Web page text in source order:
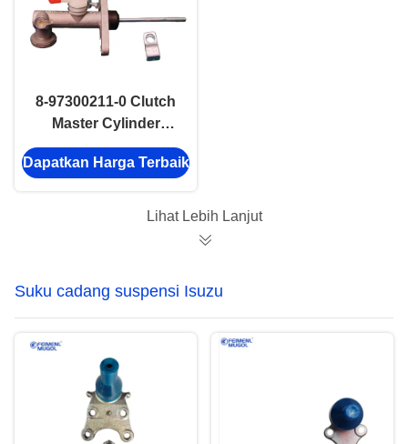
8-97300211-0 Clutch
Master Cylinder
Assembly
8973002110 Untuk
Dapatkan Harga Terbaik
Lihat Lebih Lanjut
Suku cadang suspensi Isuzu